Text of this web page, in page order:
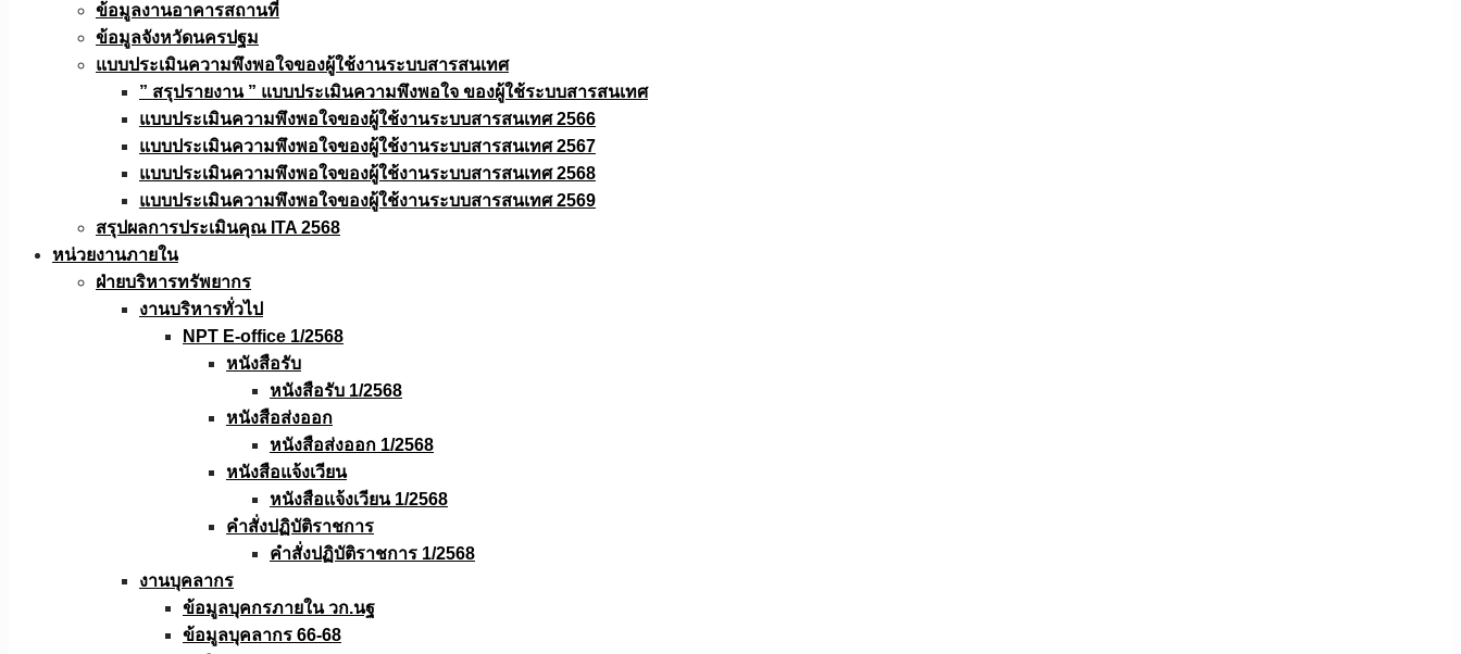
ข้อมูลงานอาคารสถานที่
ข้อมูลจังหวัดนครปฐม
แบบประเมินความพึงพอใจของผู้ใช้งานระบบสารสนเทศ
” สรุปรายงาน ” แบบประเมินความพึงพอใจ ของผู้ใช้ระบบสารสนเทศ
แบบประเมินความพึงพอใจของผู้ใช้งานระบบสารสนเทศ 2566
แบบประเมินความพึงพอใจของผู้ใช้งานระบบสารสนเทศ 2567
แบบประเมินความพึงพอใจของผู้ใช้งานระบบสารสนเทศ 2568
แบบประเมินความพึงพอใจของผู้ใช้งานระบบสารสนเทศ 2569
สรุปผลการประเมินคุณ ITA 2568
หน่วยงานภายใน
ฝ่ายบริหารทรัพยากร
งานบริหารทั่วไป
NPT E-office 1/2568
หนังสือรับ
หนังสือรับ 1/2568
หนังสือส่งออก
หนังสือส่งออก 1/2568
หนังสือแจ้งเวียน
หนังสือเเจ้งเวียน 1/2568
คำสั่งปฏิบัติราชการ
คำสั่งปฏิบัติราชการ 1/2568
งานบุคลากร
ข้อมูลบุคกรภายใน วก.นฐ
ข้อมูลบุคลากร 66-68